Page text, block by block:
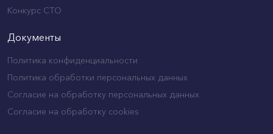
Конкурс СТО
Документы
Политика конфиденциальности
Политика обработки персональных данных
Согласие на обработку персональных данных
Согласие на обработку cookies